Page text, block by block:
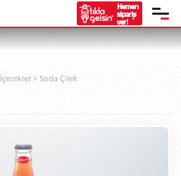
İçecekler > Soda Çilek